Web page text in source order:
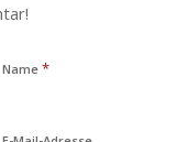
Name *